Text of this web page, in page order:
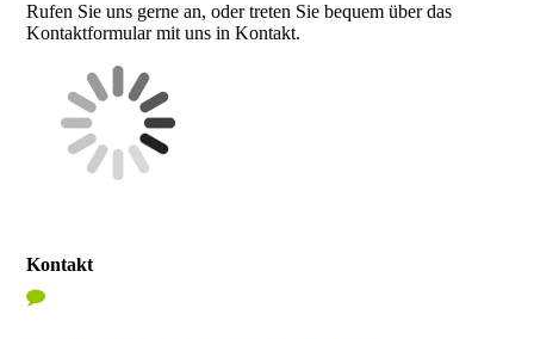
Rufen Sie uns gerne an, oder treten Sie bequem über das
Kontaktformular mit uns in Kontakt.
Kontakt